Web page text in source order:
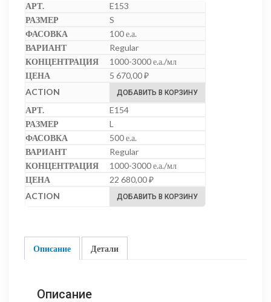
E153
S
100 е.а.
Regular
1000-3000 е.а./мл
5 670,00₽
ДОБАВИТЬ В КОРЗИНУ
E154
L
500 е.а.
Regular
1000-3000 е.а./мл
22 680,00₽
ДОБАВИТЬ В КОРЗИНУ
Описание Детали
Описание